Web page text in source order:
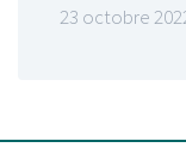
23 octobre